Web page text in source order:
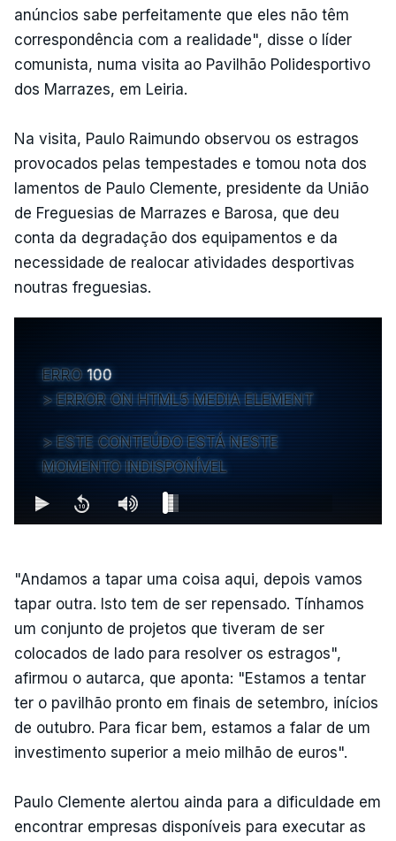
anúncios sabe perfeitamente que eles não têm
correspondência com a realidade", disse o líder
comunista, numa visita ao Pavilhão Polidesportivo
dos Marrazes, em Leiria.
Na visita, Paulo Raimundo observou os estragos
provocados pelas tempestades e tomou nota dos
lamentos de Paulo Clemente, presidente da União
de Freguesias de Marrazes e Barosa, que deu
conta da degradação dos equipamentos e da
necessidade de realocar atividades desportivas
noutras freguesias.
ERRO 100
ERROR ON HTML5 MEDIA ELEMENT
ESTE CONTEÚDO ESTÁ NESTE
MOMENTO INDISPONÍVEL
"Andamos a tapar uma coisa aqui, depois vamos
tapar outra. Isto tem de ser repensado. Tínhamos
um conjunto de projetos que tiveram de ser
colocados de lado para resolver os estragos",
afirmou o autarca, que aponta: "Estamos a tentar
ter o pavilhão pronto em finais de setembro, inícios
de outubro. Para ficar bem, estamos a falar de um
investimento superior a meio milhão de euros".
Paulo Clemente alertou ainda para a dificuldade em
encontrar empresas disponíveis para executar as